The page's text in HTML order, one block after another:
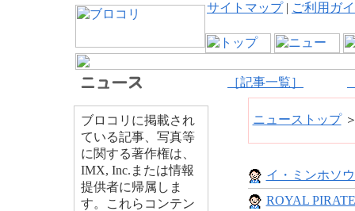
サイトマップ| ご利用ガ
［記事一覧］
ブロコリに掲載され
ている記事、写真等
に関する著作権は、
IMX, Inc.または情報
提供者に帰属しま
す。これらコンテン
ニューストップ
イ・ミンホソ
ROYAL